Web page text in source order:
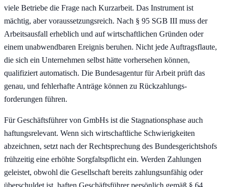
viele Betriebe die Frage nach Kurzarbeit. Das Instrument ist
mächtig, aber voraussetzungs­reich. Nach § 95 SGB III muss der
Arbeitsausfall erheblich und auf wirtschaftlichen Gründen oder
einem unabwendbaren Ereignis beruhen. Nicht jede Auftragsflaute,
die sich ein Unternehmen selbst hätte vorhersehen können,
qualifiziert automatisch. Die Bundes­agentur für Arbeit prüft das
genau, und fehlerhafte Anträge können zu Rückzahlungs­
forderungen führen.
Für Geschäftsführer von GmbHs ist die Stagnations­phase auch
haftungs­relevant. Wenn sich wirtschaftliche Schwierigkeiten
abzeichnen, setzt nach der Recht­sprechung des Bundesgerichtshofs
frühzeitig eine erhöhte Sorgfalts­pflicht ein. Werden Zahlungen
geleistet, obwohl die Gesellschaft bereits zahlungs­unfähig oder